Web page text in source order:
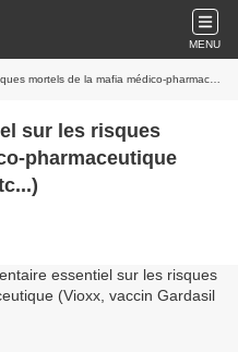
MENU
médico-pharmaceutique (Vioxx, vaccin Gardasil etc...)
sur les risques
pharmaceutique